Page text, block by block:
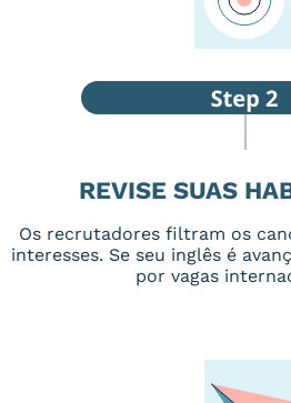
REVISE SUAS
Os recrutadores filtram os
interesses. Se seu inglês é
por vagas